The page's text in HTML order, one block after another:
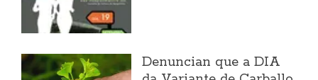
Denuncian que a DIA